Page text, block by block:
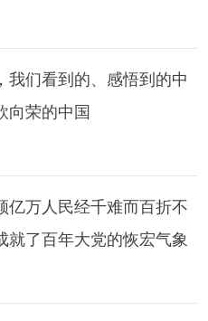
我们看到的、感悟到的中
向荣的中国
亿万人民经千难而百折不
就了百年大党的恢宏气象